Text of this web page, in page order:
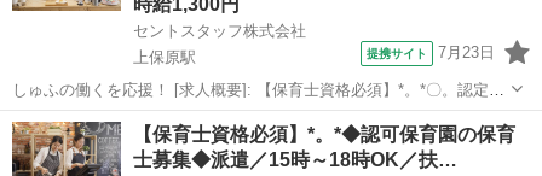
セントスタッフ株式会社
上保原駅
提携サイト 7月23日
しゅふの働くを応援！ [求人概要]: 【保育士資格必須】*。*〇。認定こ
ども園の保育士募集。〇伊達市保原町／派遣／8：30～18：00内／フ
リーor0歳児クラス [職種名]: 認定こども園の保育士 [勤務地・最寄
駅]:...
福島 上保原駅 保育士
【保育士資格必須】*。*◆認可保育園の保育
士募集◆派遣／15時～18時OK／扶…